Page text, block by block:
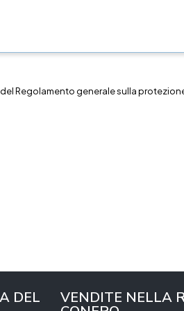
Regolamento generale sulla
DEL VENDITE NELLA